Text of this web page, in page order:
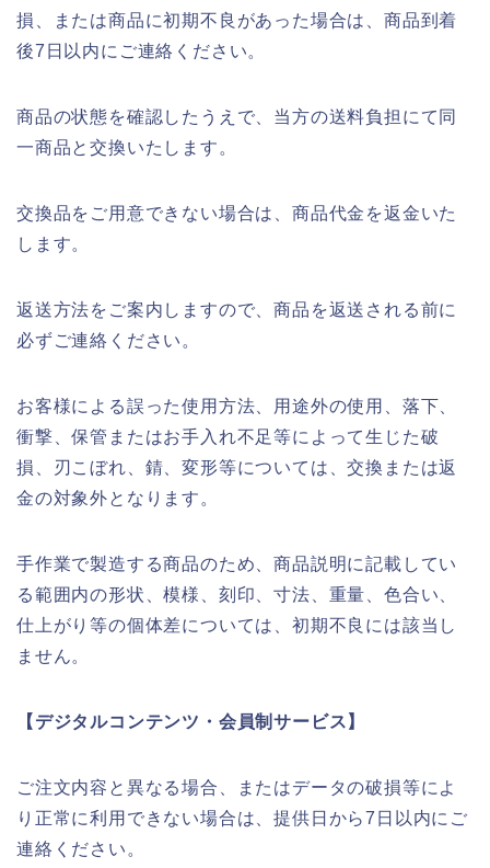
損、または商品に初期不良があった場合は、商品到着
後7日以内にご連絡ください。
商品の状態を確認したうえで、当方の送料負担にて同
一商品と交換いたします。
交換品をご用意できない場合は、商品代金を返金いた
します。
返送方法をご案内しますので、商品を返送される前に
必ずご連絡ください。
お客様による誤った使用方法、用途外の使用、落下、
衝撃、保管またはお手入れ不足等によって生じた破
損、刃こぼれ、錆、変形等については、交換または返
金の対象外となります。
手作業で製造する商品のため、商品説明に記載してい
る範囲内の形状、模様、刻印、寸法、重量、色合い、
仕上がり等の個体差については、初期不良には該当し
ません。
【デジタルコンテンツ・会員制サービス】
ご注文内容と異なる場合、またはデータの破損等によ
り正常に利用できない場合は、提供日から7日以内にご
連絡ください。